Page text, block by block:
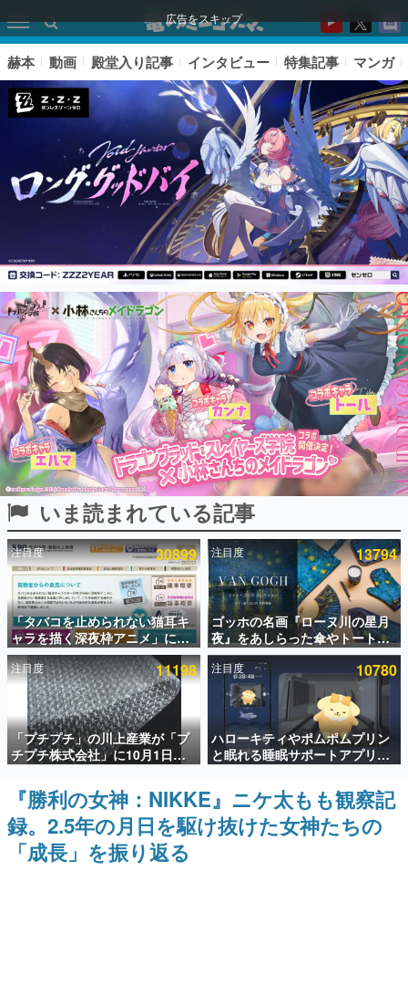
広告をスキップ
ピックアップ
電ファミのいま読まれている記事ランキング
アプリセール情報
インタビュー
連載・特集一覧
殿堂入り記事
SNS拡散数が数千以上！ ページビュー数万以上！ などな
ど。多くの人々に読まれた、電ファミ渾身の“殿堂入り”記
事をまとめました。
ゲームの企画書
名作ゲームクリエイターの方々に製作時のエピソードをお
聞きし、ヒットする企画（ゲーム）とは何か？を探ってい
きます。
赫本
この物語を解いてはいけない。『赫本』は、〈試験問題〉
の形をした短編ホラー小説集です。
新世代に訊く
これからのデジタルゲーム市場を担う若きクリエイター達
の姿を追い、彼らのルーツと情熱を探っていきます。
ゲーム世代の作家たち
ゲームに多大な影響を受けた作家さんに取材し、ゲームが
日本のコンテンツ産業やカルチャーに与えた影響を探る企
画です。
赫本 動画 殿堂入り記事 インタビュー 特集記事 マンガ
いま読まれている記事
注目度 30899
「タバコを止められない猫耳キ
ャラを描く深夜枠アニメ」に視
聴者の一部から批判意見。違法
薬物の使用と思しき描写も含め
て、BPOが議論を交わす
注目度 13794
ゴッホの名画『ローヌ川の星月
夜』をあしらった傘やトートバ
ッグなどが登場。8月7日21時よ
り2日間限定で予約販売
注目度 11198
「プチプチ」の川上産業が「プ
チプチ株式会社」に10月1日よ
り社名変更へ。創業58年で初め
ての変更で、“プチッ”と鳴るお
なじみの緩衝材が会社の名前に
注目度 10780
ハローキティやポムポムプリン
と眠れる睡眠サポートアプリ
『ゆめたび』が配信中。キャラ
ごとのASMRや目覚ましアラー
ムも搭載
『勝利の女神：NIKKE』ニケ太もも観察記
録。2.5年の月日を駆け抜けた女神たちの
「成長」を振り返る